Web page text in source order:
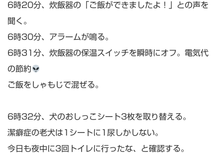
6時20分、炊飯器の「ご飯ができましたよ！」との声を
聞く。
6時30分、アラームが鳴る。
6時31分、炊飯器の保温スイッチを瞬時にオフ。電気代
の節約
ご飯をしゃもじで混ぜる。
6時32分、犬のおしっこシート3枚を取り替える。
潔癖症の老犬は1シートに1尿しかしない。
今日も夜中に3回トイレに行ったな、と確認する。